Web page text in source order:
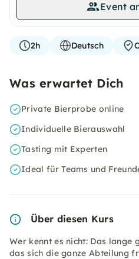
Event
2h Deutsch
Was erwartet Dich
Private Bierprobe online
Individuelle Bierauswahl
Tasting mit Experten
Ideal für Teams und
Über diesen Kurs
Wer kennt es nicht: Das lange
das sich die ganze Abteilung